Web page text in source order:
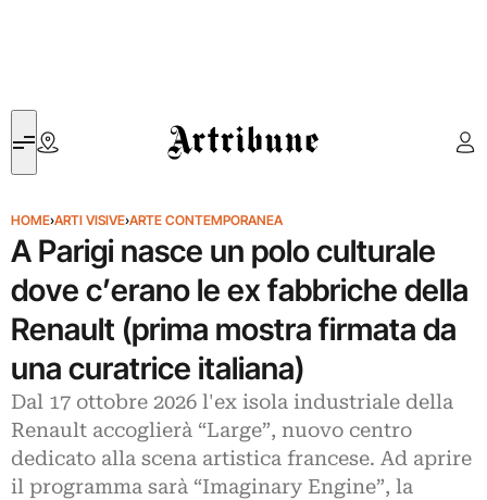
Artribune
HOME›ARTI VISIVE›ARTE CONTEMPORANEA
A Parigi nasce un polo culturale
dove c’erano le ex fabbriche della
Renault (prima mostra firmata da
una curatrice italiana)
Dal 17 ottobre 2026 l'ex isola industriale della
Renault accoglierà “Large”, nuovo centro
dedicato alla scena artistica francese. Ad aprire
il programma sarà “Imaginary Engine”, la